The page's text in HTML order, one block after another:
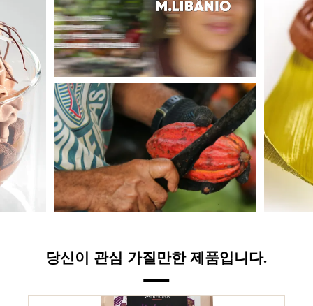
당신이 관심 가질만한 제품입니다.